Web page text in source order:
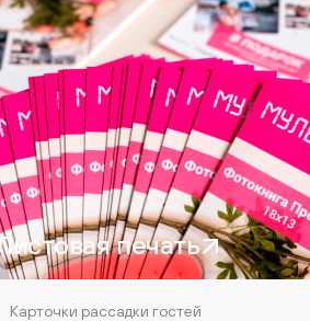
печать
Карточки рассадки гостей